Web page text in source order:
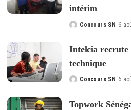
intérim
Posted
Concours SN 6
Intelcia recrute
technique
Posted
Concours SN 6
Topwork